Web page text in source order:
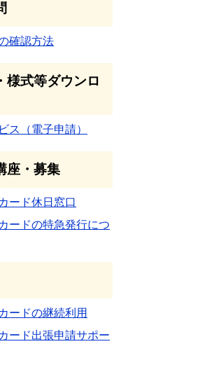
確認方法
様式等ダウンロ
ス（電子申請）
座・募集
ード休日窓口
ードの特急発行につ
ードの継続利用
ード出張申請サポー